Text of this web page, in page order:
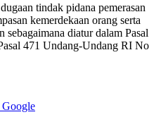
tindak pidana pemerasan
kemerdekaan orang serta
sebagaimana diatur dalam Pasal
471 Undang-Undang RI No
Google